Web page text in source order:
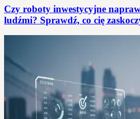
Czy roboty inwestycyjne
ludźmi? Sprawdź, co cię